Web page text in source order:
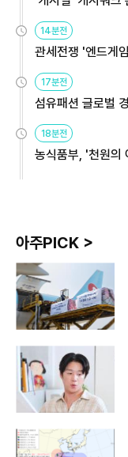
14분전
관세전쟁 '엔드게
용해야
17분전
섬유패션 글로벌
원
18분전
농식품부, '천원의
아주PICK >